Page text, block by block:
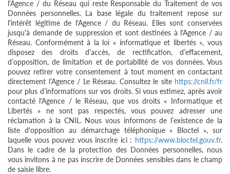
l'Agence / du Réseau qui reste Responsable du Traitement de vos
Données personnelles. La base légale du traitement repose sur
l'intérêt légitime de l'Agence / du Réseau. Elles sont conservées
jusqu'à demande de suppression et sont destinées à l'Agence / au
Réseau. Conformément à la loi « informatique et libertés », vous
disposez des droits d’accès, de rectification, d’effacement,
d’opposition, de limitation et de portabilité de vos données. Vous
pouvez retirer votre consentement à tout moment en contactant
directement l’Agence / Le Réseau. Consultez le site https://cnil.fr/fr
pour plus d’informations sur vos droits. Si vous estimez, après avoir
contacté l'Agence / le Réseau, que vos droits « Informatique et
Libertés » ne sont pas respectés, vous pouvez adresser une
réclamation à la CNIL. Nous vous informons de l’existence de la
liste d'opposition au démarchage téléphonique « Bloctel », sur
laquelle vous pouvez vous inscrire ici : https://www.bloctel.gouv.fr.
Dans le cadre de la protection des Données personnelles, nous
vous invitons à ne pas inscrire de Données sensibles dans le champ
de saisie libre.